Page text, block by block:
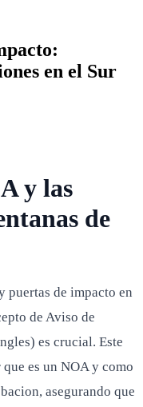
en el Sur
y las
de
puertas de impacto en
de Aviso de
es crucial. Este
es un NOA y como
asegurando que